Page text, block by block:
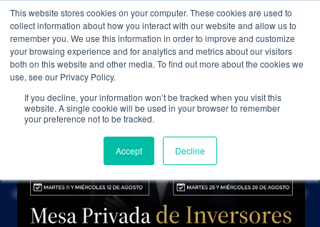
This website stores cookies on your computer. These cookies are used to
collect information about how you interact with our website and allow us to
remember you. We use this information in order to improve and customize
your browsing experience and for analytics and metrics about our visitors
both on this website and other media. To find out more about the cookies we
use, see our Privacy Policy.
If you decline, your information won’t be tracked when you visit this
website. A single cookie will be used in your browser to remember
your preference not to be tracked.
Accept Decline
WEALTH MANAGEMENT CDI MEMBRESÍA
INFORMACIÓN LEGAL
Términos y condiciones
aceptación plena de los presentes términos, así como de
todas las leyes y regulaciones aplicables.